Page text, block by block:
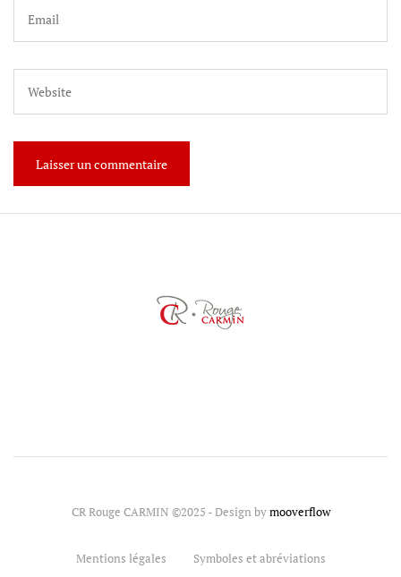
CR Rouge CARMIN ©2025 - Design bymooverflow
Mentions légales Symboles et abréviations